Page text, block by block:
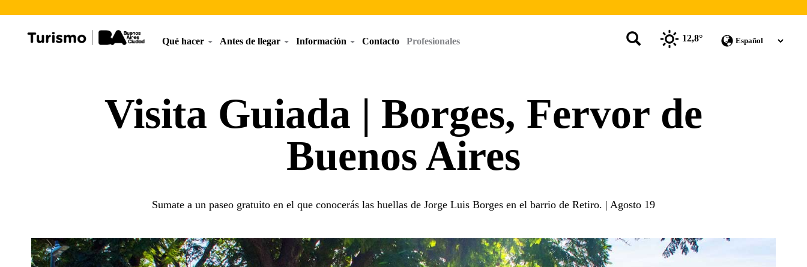
Qué hacer Antes de llegar Información Contacto Profesionales 12,8°
Visita Guiada | Borges, Fervor de
Buenos Aires
Sumate a un paseo gratuito en el que conocerás las huellas de Jorge Luis Borges en el barrio de Retiro. | Agosto 19